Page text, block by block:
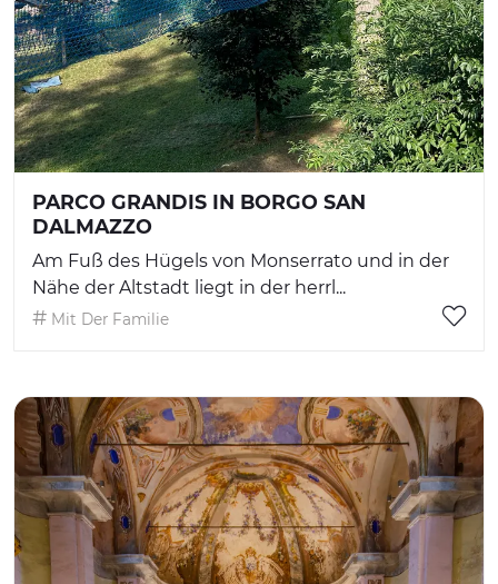
PARCO GRANDIS IN BORGO SAN
DALMAZZO
Am Fuß des Hügels von Monserrato und in der
Nähe der Altstadt liegt in der herrl...
Mit Der Familie